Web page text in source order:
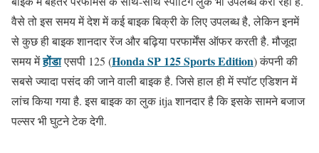
वैसे तो इस समय में देश में कई बाइक बिक्री के लिए उपलब्ध है, लेकिन इनमें
से कुछ ही बाइक शानदार रेंज और बढ़िया परफार्मेंस ऑफर करती है. मौजूदा
समय मेंहोंडाएसपी 125 (Honda SP 125 Sports Edition) कंपनी की
सबसे ज्यादा पसंद की जाने वाली बाइक है. जिसे हाल ही में स्पॉट एडिशन में
लांच किया गया है. इस बाइक का लुक itja शानदार है कि इसके सामने बजाज
पल्सर भी घुटने टेक देगी.